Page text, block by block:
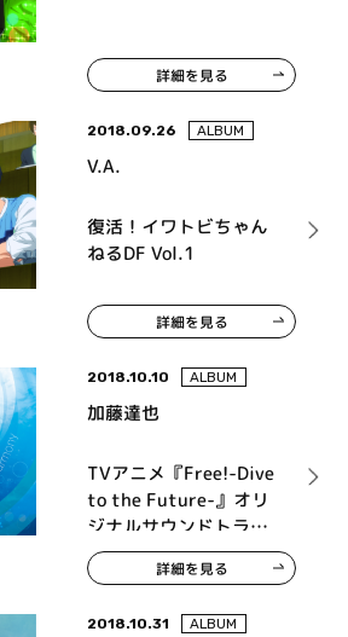
詳細を見る
2018.09.26 ALBUM
V.A.
復活！イワトビちゃん
ねるDF Vol.1
詳細を見る
2018.10.10 ALBUM
加藤達也
TVアニメ『Free!-Dive
to the Future-』オリ
ジナルサウンドトラッ
ク Deep Blue Harmony
詳細を見る
2018.10.31 ALBUM